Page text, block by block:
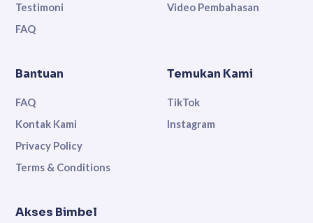
Testimoni
FAQ
Video Pembahasan
Bantuan
FAQ
Kontak Kami
Privacy Policy
Terms & Conditions
Temukan Kami
TikTok
Instagram
Akses Bimbel